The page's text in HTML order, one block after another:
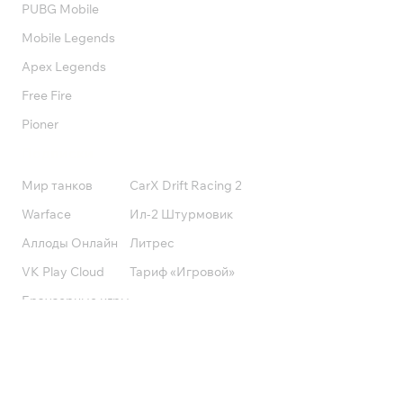
PUBG Mobile
Mobile Legends
Apex Legends
Free Fire
Pioner
Мир танков
Warface
Аллоды Онлайн
VK Play Cloud
Браузерные игры
CarX Drift Racing 2
Ил-2 Штурмовик
Литрес
Тариф «Игровой»